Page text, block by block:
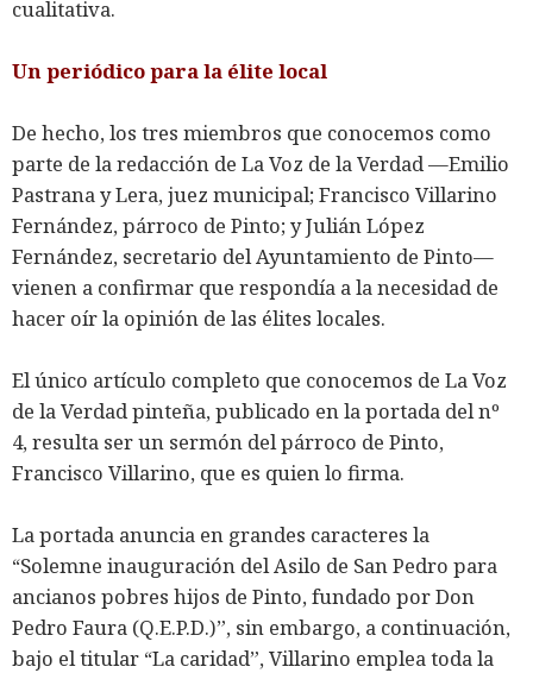
cualitativa.
Un periódico para la élite local
De hecho, los tres miembros que conocemos como
parte de la redacción de La Voz de la Verdad —Emilio
Pastrana y Lera, juez municipal; Francisco Villarino
Fernández, párroco de Pinto; y Julián López
Fernández, secretario del Ayuntamiento de Pinto—
vienen a confirmar que respondía a la necesidad de
hacer oír la opinión de las élites locales.
El único artículo completo que conocemos de La Voz
de la Verdad pinteña, publicado en la portada del nº
4, resulta ser un sermón del párroco de Pinto,
Francisco Villarino, que es quien lo firma.
La portada anuncia en grandes caracteres la
“Solemne inauguración del Asilo de San Pedro para
ancianos pobres hijos de Pinto, fundado por Don
Pedro Faura (Q.E.P.D.)”, sin embargo, a continuación,
bajo el titular “La caridad”, Villarino emplea toda la